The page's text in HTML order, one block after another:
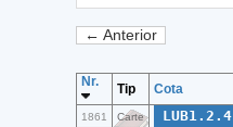
← Anterior
Nr. Tip Cota
1861 Carte LUB1.2.4